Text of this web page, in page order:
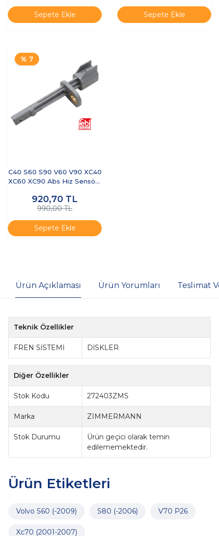
Sepete Ekle Sepete Ekle
% 7
C40 S60 S90 V60 V90 XC40
XC60 XC90 Abs Hız Sensörü
920,70 TL
990,00 TL
Sepete Ekle
Ürün Açıklaması Ürün Yorumları Teslimat
Teknik Özellikler
FREN SİSTEMİ DİSKLER
Diğer Özellikler
Stok Kodu 272403ZMS
Marka ZIMMERMANN
Stok Durumu
Ürün geçici olarak temin
edilememektedir.
Ürün Etiketleri
Volvo S60 (-2009) S80 (-2006) V70 P26
Xc70 (2001-2007)